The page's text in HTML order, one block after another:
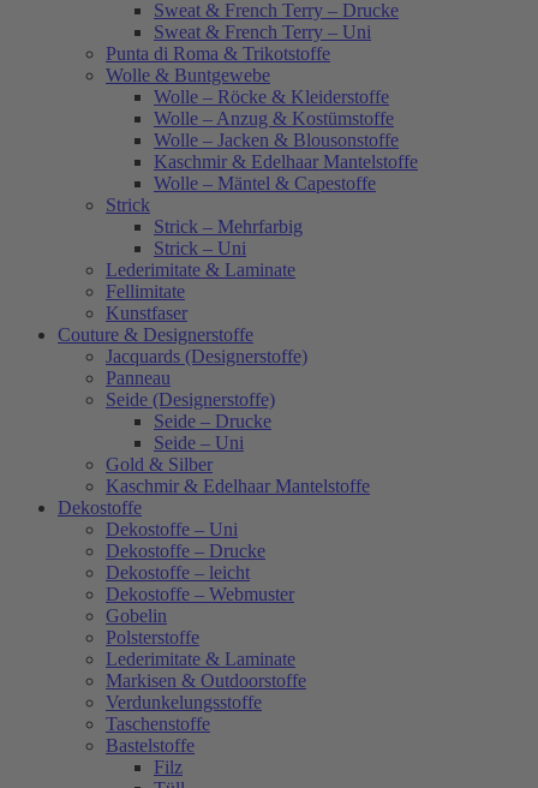
Sweat & French Terry – Drucke
Sweat & French Terry – Uni
Punta di Roma & Trikotstoffe
Wolle & Buntgewebe
Wolle – Röcke & Kleiderstoffe
Wolle – Anzug & Kostümstoffe
Wolle – Jacken & Blousonstoffe
Kaschmir & Edelhaar Mantelstoffe
Wolle – Mäntel & Capestoffe
Strick
Strick – Mehrfarbig
Strick – Uni
Lederimitate & Laminate
Fellimitate
Kunstfaser
Couture & Designerstoffe
Jacquards (Designerstoffe)
Panneau
Seide (Designerstoffe)
Seide – Drucke
Seide – Uni
Gold & Silber
Kaschmir & Edelhaar Mantelstoffe
Dekostoffe
Dekostoffe – Uni
Dekostoffe – Drucke
Dekostoffe – leicht
Dekostoffe – Webmuster
Gobelin
Polsterstoffe
Lederimitate & Laminate
Markisen & Outdoorstoffe
Verdunkelungsstoffe
Taschenstoffe
Bastelstoffe
Filz